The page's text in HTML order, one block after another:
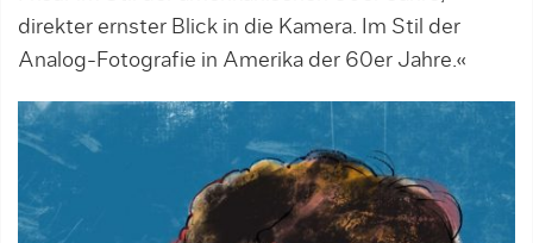
direkter ernster Blick in die Kamera. Im Stil der
Analog-Fotografie in Amerika der 60er Jahre.«